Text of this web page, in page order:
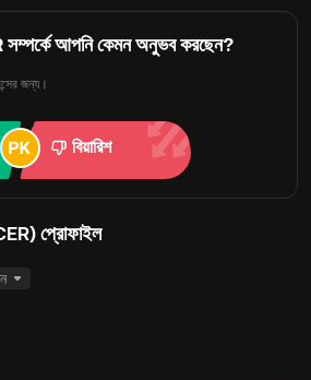
আপনি কেমন অনুভব করছেন?
জন্য।
বিয়ারিশ
প্রোফাইল